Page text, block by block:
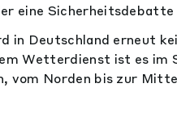
eine Sicherheitsdebatte
in Deutschland erneut
Wetterdienst ist es im
vom Norden bis zur